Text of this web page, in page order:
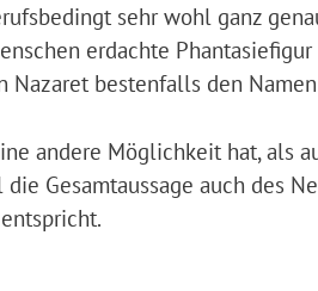
sehr wohl ganz
erdachte
Nazaret bestenfalls den
andere Möglichkeit hat, als
Gesamtaussage auch des